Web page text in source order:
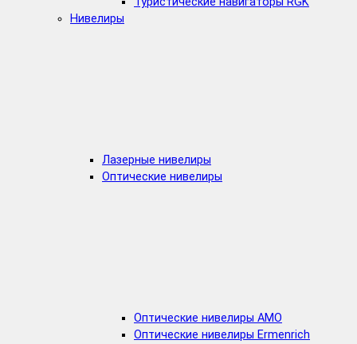
Нивелиры
Лазерные нивелиры
Оптические нивелиры
Оптические нивелиры AMO
Оптические нивелиры Ermenrich